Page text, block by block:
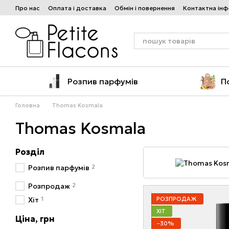
Перейти до основного контенту
Про нас Оплата і доставка Обмін і повернення Контактна
Розпив парфумів
Головна Thomas Kosmala
Thomas Kosmala
РОЗПРОДАЖ
ХІТ
−30%
Розділ
Розпив парфумів 2
Розпродаж 2
Хіт 1
Ціна, грн